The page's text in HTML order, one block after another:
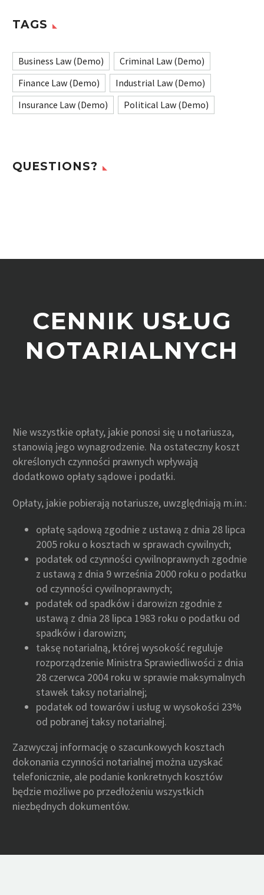
TAGS
Business Law (Demo)
Criminal Law (Demo)
Finance Law (Demo)
Industrial Law (Demo)
Insurance Law (Demo)
Political Law (Demo)
QUESTIONS?
CENNIK USŁUG
NOTARIALNYCH
Nie wszystkie opłaty, jakie ponosi się u notariusza,
stanowią jego wynagrodzenie. Na ostateczny koszt
określonych czynności prawnych wpływają
dodatkowo opłaty sądowe i podatki.
Opłaty, jakie pobierają notariusze, uwzględniają m.in.:
opłatę sądową zgodnie z ustawą z dnia 28 lipca
2005 roku o kosztach w sprawach cywilnych;
podatek od czynności cywilnoprawnych zgodnie
z ustawą z dnia 9 września 2000 roku o podatku
od czynności cywilnoprawnych;
podatek od spadków i darowizn zgodnie z
ustawą z dnia 28 lipca 1983 roku o podatku od
spadków i darowizn;
taksę notarialną, której wysokość reguluje
rozporządzenie Ministra Sprawiedliwości z dnia
28 czerwca 2004 roku w sprawie maksymalnych
stawek taksy notarialnej;
podatek od towarów i usług w wysokości 23%
od pobranej taksy notarialnej.
Zazwyczaj informację o szacunkowych kosztach
dokonania czynności notarialnej można uzyskać
telefonicznie, ale podanie konkretnych kosztów
będzie możliwe po przedłożeniu wszystkich
niezbędnych dokumentów.